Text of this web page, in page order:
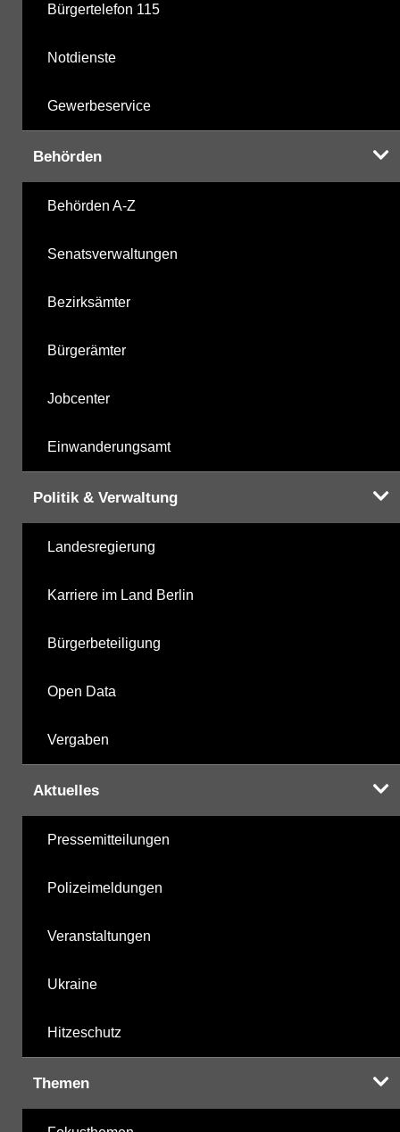
Bürgertelefon 115
Notdienste
Gewerbeservice
Behörden
Behörden A-Z
Senatsverwaltungen
Bezirksämter
Bürgerämter
Jobcenter
Einwanderungsamt
Politik & Verwaltung
Landesregierung
Karriere im Land Berlin
Bürgerbeteiligung
Open Data
Vergaben
Aktuelles
Pressemitteilungen
Polizeimeldungen
Veranstaltungen
Ukraine
Hitzeschutz
Themen